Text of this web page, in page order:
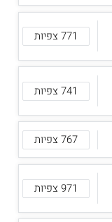
771 צפיות
741 צפיות
767 צפיות
971 צפיות